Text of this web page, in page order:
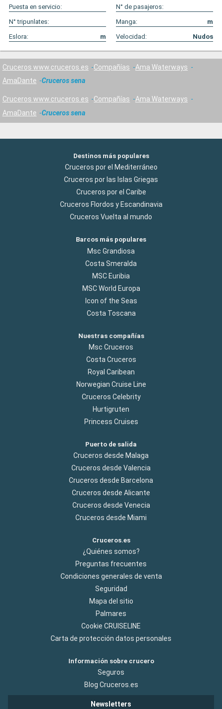
Puesta en servicio:
N° de pasajeros:
N° tripunlates:
Manga:
m
Eslora:
m Velocidad: Nudos
Cruceros www.cruceros.es Compañías
Ama Waterways
AmaDante
Cruceros sena
Cruceros www.cruceros.es Compañías
Ama Waterways
AmaDante
Cruceros sena
Destinos más populares
Cruceros por el Mediterráneo
Cruceros por las Islas Griegas
Cruceros por el Caribe
Cruceros Flordos y Escandinavia
Cruceros Vuelta al mundo
Barcos más populares
Msc Grandiosa
Costa Smeralda
MSC Euribia
MSC World Europa
Icon of the Seas
Costa Toscana
Nuestras compañías
Msc Cruceros
Costa Cruceros
Royal Caribean
Norwegian Cruise Line
Cruceros Celebrity
Hurtigruten
Princess Cruises
Puerto de salida
Cruceros desde Malaga
Cruceros desde Valencia
Cruceros desde Barcelona
Cruceros desde Alicante
Cruceros desde Venecia
Cruceros desde Miami
Cruceros.es
¿Quiénes somos?
Preguntas frecuentes
Condiciones generales de venta
Seguridad
Mapa del sitio
Palmares
Cookie CRUISELINE
Carta de protección datos personales
Información sobre crucero
Seguros
Blog Cruceros.es
Newsletters